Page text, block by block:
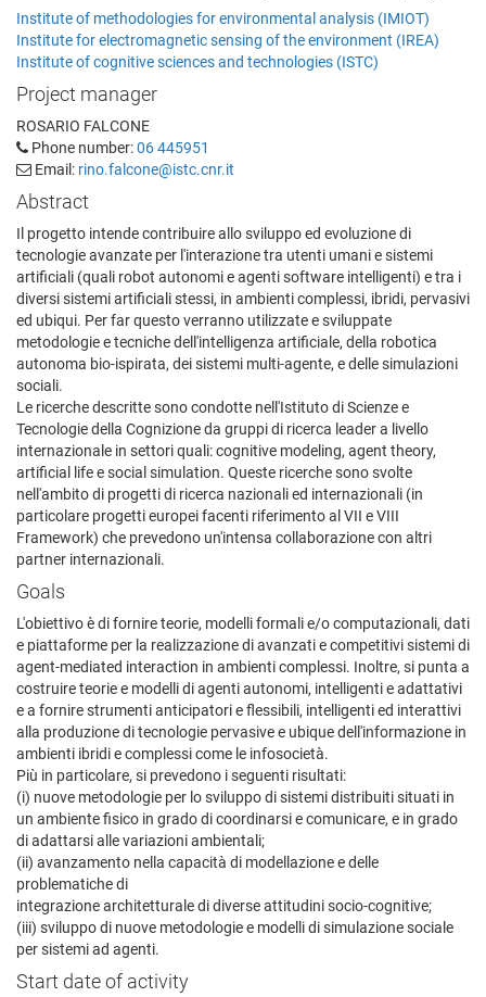
Institute of methodologies for environmental analysis (IMIOT)
Institute for electromagnetic sensing of the environment (IREA)
Institute of cognitive sciences and technologies (ISTC)
Project manager
ROSARIO FALCONE
Phone number:06 445951
Email: rino.falcone@istc.cnr.it
Abstract
Il progetto intende contribuire allo sviluppo ed evoluzione di
tecnologie avanzate per l'interazione tra utenti umani e sistemi
artificiali (quali robot autonomi e agenti software intelligenti) e tra i
diversi sistemi artificiali stessi, in ambienti complessi, ibridi, pervasivi
ed ubiqui. Per far questo verranno utilizzate e sviluppate
metodologie e tecniche dell'intelligenza artificiale, della robotica
autonoma bio-ispirata, dei sistemi multi-agente, e delle simulazioni
sociali.
Le ricerche descritte sono condotte nell'Istituto di Scienze e
Tecnologie della Cognizione da gruppi di ricerca leader a livello
internazionale in settori quali: cognitive modeling, agent theory,
artificial life e social simulation. Queste ricerche sono svolte
nell'ambito di progetti di ricerca nazionali ed internazionali (in
particolare progetti europei facenti riferimento al VII e VIII
Framework) che prevedono un'intensa collaborazione con altri
partner internazionali.
Goals
L'obiettivo è di fornire teorie, modelli formali e/o computazionali, dati
e piattaforme per la realizzazione di avanzati e competitivi sistemi di
agent-mediated interaction in ambienti complessi. Inoltre, si punta a
costruire teorie e modelli di agenti autonomi, intelligenti e adattativi
e a fornire strumenti anticipatori e flessibili, intelligenti ed interattivi
alla produzione di tecnologie pervasive e ubique dell'informazione in
ambienti ibridi e complessi come le infosocietà.
Più in particolare, si prevedono i seguenti risultati:
(i) nuove metodologie per lo sviluppo di sistemi distribuiti situati in
un ambiente fisico in grado di coordinarsi e comunicare, e in grado
di adattarsi alle variazioni ambientali;
(ii) avanzamento nella capacità di modellazione e delle
problematiche di
integrazione architetturale di diverse attitudini socio-cognitive;
(iii) sviluppo di nuove metodologie e modelli di simulazione sociale
per sistemi ad agenti.
Start date of activity